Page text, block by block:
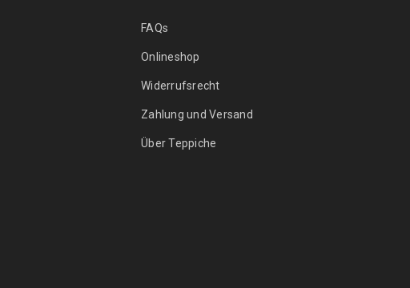
FAQs
Onlineshop
Widerrufsrecht
Zahlung und Versand
Über Teppiche